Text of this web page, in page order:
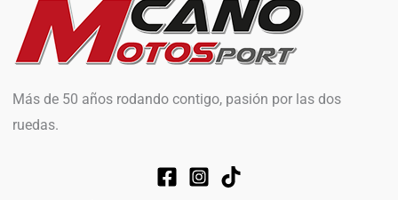
Más de 50 años rodando contigo, pasión por las dos
ruedas.